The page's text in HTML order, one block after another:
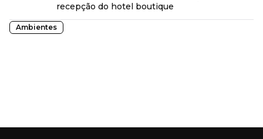
recepção do hotel boutique
Ambientes